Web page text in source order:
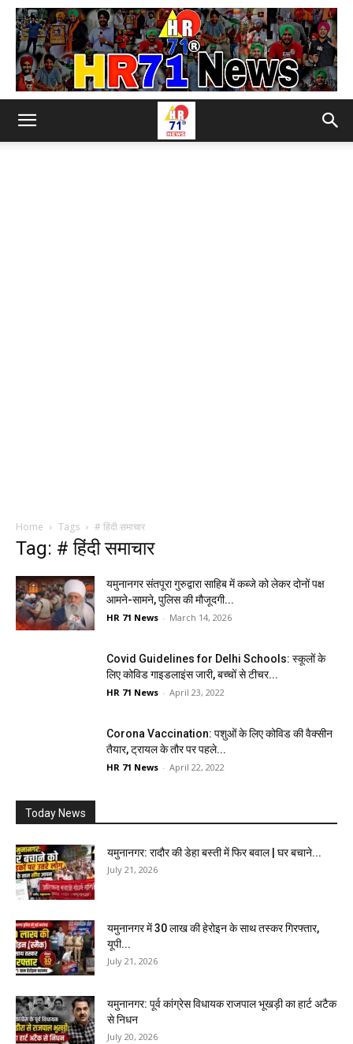
Home Tags # हिंदी समाचार
Tag: # हिंदी समाचार
यमुनानगर संतपूरा गुरुद्वारा साहिब में कब्जे को लेकर दोनों पक्ष
आमने-सामने, पुलिस की मौजूदगी...
HR 71 News - March 14, 2026
Covid Guidelines for Delhi Schools: स्कूलों के
लिए कोविड गाइडलाइंस जारी, बच्चों से टीचर...
HR 71 News - April 23, 2022
Corona Vaccination: पशुओं के लिए कोविड की वैक्सीन
तैयार, ट्रायल के तौर पर पहले...
HR 71 News - April 22, 2022
Today News
यमुनानगर: रादौर की डेहा बस्ती में फिर बवाल | घर बचाने...
July 21, 2026
यमुनानगर में 30 लाख की हेरोइन के साथ तस्कर गिरफ्तार,
यूपी...
July 21, 2026
यमुनानगर: पूर्व कांग्रेस विधायक राजपाल भूखड़ी का हार्ट अटैक
से निधन
July 20, 2026